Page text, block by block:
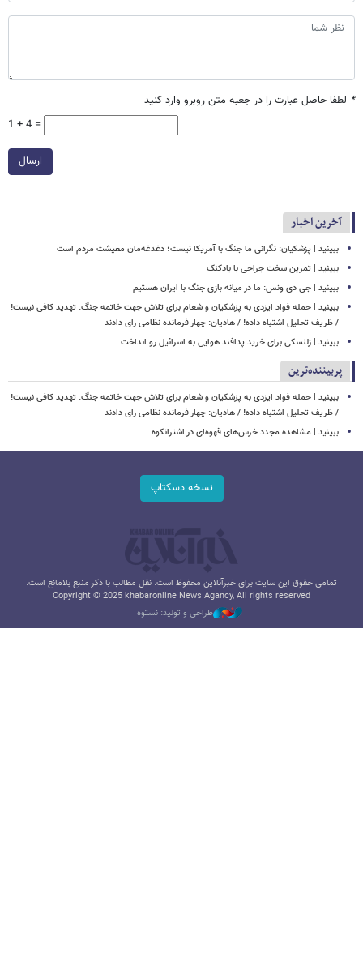
* لطفا حاصل عبارت را در جعبه متن روبرو وارد کنید
1 + 4 =
ارسال
آخرین اخبار
ببینید | پزشکیان: نگرانی ما جنگ با آمریکا نیست؛ دغدغه‌مان معیشت مردم است
ببینید | تمرین سخت جراحی با بادکنک
ببینید | جی دی ونس: ما در میانه بازی جنگ با ایران هستیم
ببینید | حمله فواد ایزدی به پزشکیان و شعام برای تلاش جهت خاتمه جنگ: تهدید کافی نیست!
/ ظریف تحلیل اشتباه داده! / هادیان: چهار فرمانده نظامی رای دادند
ببینید | زلنسکی برای خرید پدافند هوایی به اسرائیل رو انداخت
پربیننده‌ترین
ببینید | حمله فواد ایزدی به پزشکیان و شعام برای تلاش جهت خاتمه جنگ: تهدید کافی نیست!
/ ظریف تحلیل اشتباه داده! / هادیان: چهار فرمانده نظامی رای دادند
ببینید | مشاهده مجدد خرس‌های قهوه‌ای در اشترانکوه
نسخه دسکتاپ
تمامی حقوق این سایت برای خبرآنلاین محفوظ است. نقل مطالب با ذکر منبع بلامانع است.
Copyright © 2025 khabaronline News Agancy, All rights reserved
طراحی و تولید: نستوه